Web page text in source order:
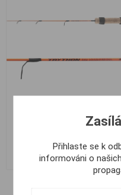
Mikado Trython Ice
Mormyshka 50cm
239,00 Kč
Přihlaste se k
informováni o